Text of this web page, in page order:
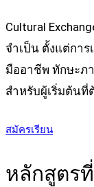
Cultural
จำเป็น ตั้งแต่กา
มืออาชีพ ทักษะภ
สำหรับผู้เริ่มต้นที่
สมัครเรียน
หลักสูตร